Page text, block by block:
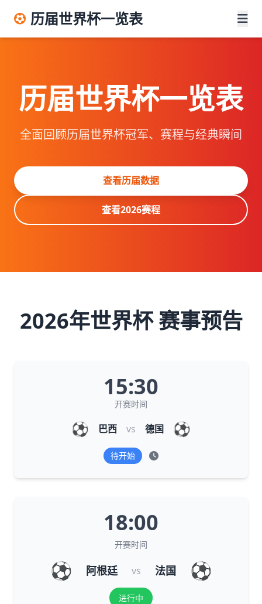
历届世界杯一览表
历届世界杯一览表
全面回顾历届世界杯冠军、赛程与经典瞬间
查看历届数据
查看2026赛程
2026年世界杯 赛事预告
15:30
开赛时间
⚽ 巴西 vs 德国 ⚽
待开始
18:00
开赛时间
⚽ 阿根廷 vs 法国 ⚽
进行中